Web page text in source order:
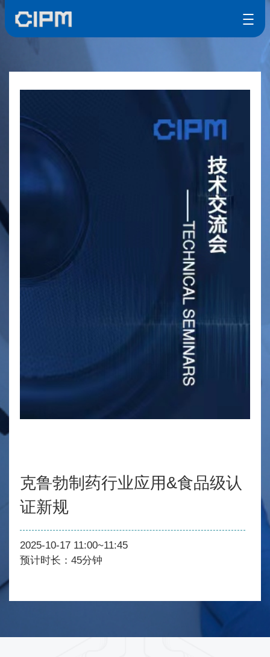
克鲁勃制药行业应用&食品级认
证新规
2025-10-17 11:00~11:45
预计时长：45分钟